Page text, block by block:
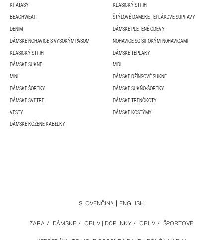
KRAŤASY
KLASICKÝ STRIH
BEACHWEAR
ŠTÝLOVÉ DÁMSKE TEPLÁKOVÉ SÚPRAVY
DENIM
DÁMSKE PLETENÉ ODEVY
DÁMSKE NOHAVICE S VYSOKÝM PÁSOM
NOHAVICE SO ŠIROKÝMI NOHAVICAMI
KLASICKÝ STRIH
DÁMSKE TEPLÁKY
DÁMSKE SUKNE
MIDI
MINI
DÁMSKE DŽÍNSOVÉ SUKNE
DÁMSKE ŠORTKY
DÁMSKE SUKŇO-ŠORTKY
DÁMSKE SVETRE
DÁMSKE TRENČKOTY
VESTY
DÁMSKE KOSTÝMY
DÁMSKE KOŽENÉ KABELKY
ZARA / DÁMSKE / OBUV | DOPLNKY / OBUV / ŠPORTOVÉ
SLOVENČINA ENGLISH